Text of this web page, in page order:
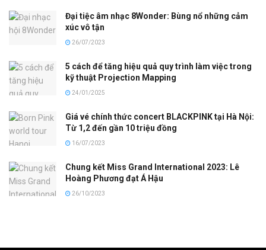
Đại tiệc âm nhạc 8Wonder: Bùng nổ những cảm
xúc vô tận
26/07/2023
5 cách để tăng hiệu quả quy trình làm việc trong
kỹ thuật Projection Mapping
24/01/2025
Giá vé chính thức concert BLACKPINK tại Hà Nội:
Từ 1,2 đến gần 10 triệu đồng
16/07/2023
Chung kết Miss Grand International 2023: Lê
Hoàng Phương đạt Á Hậu
26/10/2023